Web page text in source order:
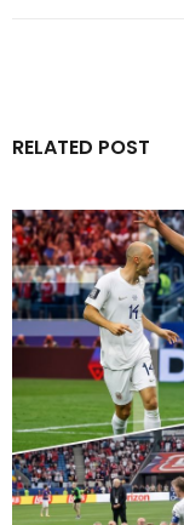
RELATED POST